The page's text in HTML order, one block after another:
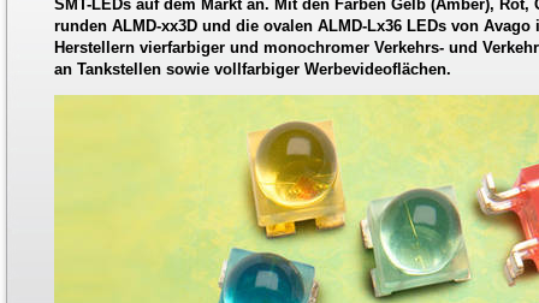
SMT-LEDs auf dem Markt an. Mit den Farben Gelb (Amber),
runden ALMD-xx3D und die ovalen ALMD-Lx36 LEDs von
Herstellern vierfarbiger und monochromer Verkehrs- und
an Tankstellen sowie vollfarbiger Werbevideoflächen.